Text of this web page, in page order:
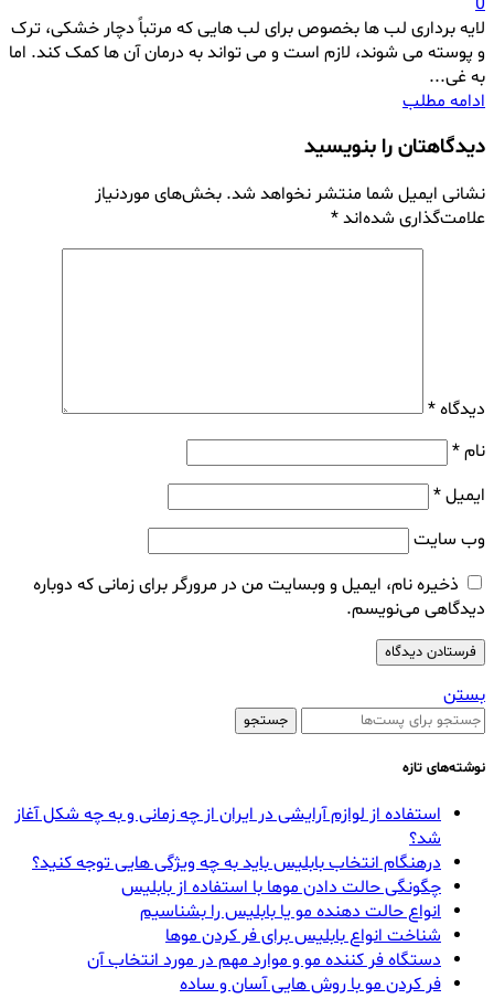
لایه برداری لب ها بخصوص برای لب هایی که مرتباً دچار خشکی، ترک
و پوسته می شوند، لازم است و می تواند به درمان آن ها کمک کند. اما
به غی...
ادامه مطلب
دیدگاهتان را بنویسید
نشانی ایمیل شما منتشر نخواهد شد. بخش‌های موردنیاز
علامت‌گذاری شده‌اند*
دیدگاه*
نام*
ایمیل*
وب‌ سایت
ذخیره نام، ایمیل و وبسایت من در مرورگر برای زمانی که دوباره
دیدگاهی می‌نویسم.
بستن
جستجو
نوشته‌های تازه
استفاده از لوازم آرایشی در ایران از چه زمانی و به چه شکل آغاز
شد؟
درهنگام انتخاب بابلیس باید به چه ویژگی هایی توجه کنید؟
چگونگی حالت دادن موها با استفاده از بابلیس
انواع حالت دهنده مو یا بابلیس را بشناسیم
شناخت انواع بابلیس برای فر کردن موها
دستگاه فر کننده مو و موارد مهم در مورد انتخاب آن
فر کردن مو با روش هایی آسان و ساده